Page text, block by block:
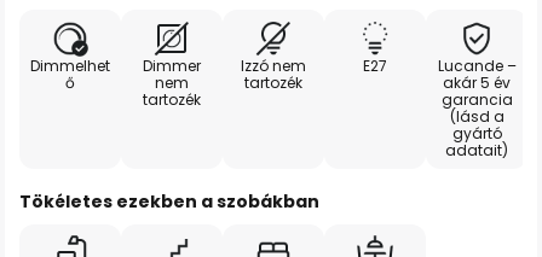
Dimmelhet
ő
Dimmer
nem
tartozék
Izzó nem
tartozék
E27
Lucande –
akár 5 év
garancia
(lásd a
gyártó
adatait)
Tökéletes ezekben a szobákban